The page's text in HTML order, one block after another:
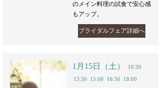
のメイン料理の試食で安心感
もアップ。
ブライダルフェア詳細へ
1月15日（土）
10:30
13:30
15:00 16:30 18:00